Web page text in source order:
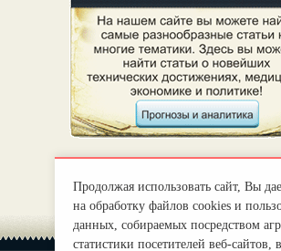
Продолжая использовать сайт, Вы
на обработку файлов cookies и
данных, собираемых посредством
статистики посетителей веб-сайтов,